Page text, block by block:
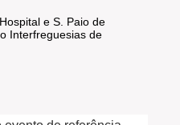
e S. Paio de
Interfreguesias de